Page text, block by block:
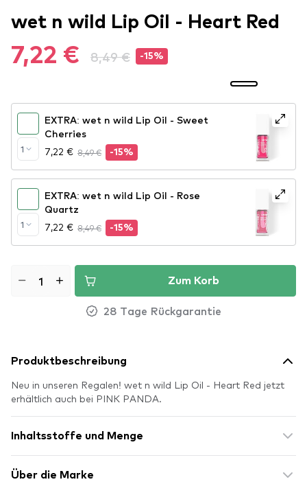
wet n wild Lip Oil - Heart Red
7,22 € 8,49 € -15%
1
EXTRA: wet n wild Lip Oil - Sweet
Cherries
7,22 € 8,49 € -15%
1
EXTRA: wet n wild Lip Oil - Rose
Quartz
7,22 € 8,49 € -15%
Zum Korb
28 Tage Rückgarantie
Produktbeschreibung
Neu in unseren Regalen! wet n wild Lip Oil - Heart Red jetzt
erhältlich auch bei PINK PANDA.
Inhaltsstoffe und Menge
Über die Marke